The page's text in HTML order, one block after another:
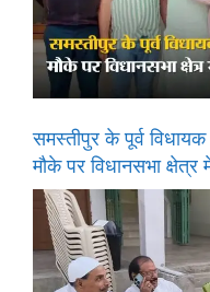
समस्तीपुर के पूर्व
मौके पर विधानसभा